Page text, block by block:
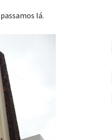
lá.